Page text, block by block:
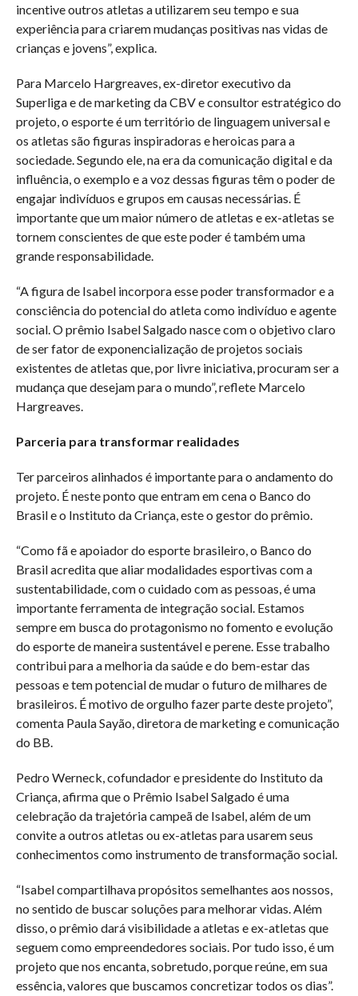
incentive outros atletas a utilizarem seu tempo e sua
experiência para criarem mudanças positivas nas vidas de
crianças e jovens”, explica.
Para Marcelo Hargreaves, ex-diretor executivo da
Superliga e de marketing da CBV e consultor estratégico do
projeto, o esporte é um território de linguagem universal e
os atletas são figuras inspiradoras e heroicas para a
sociedade. Segundo ele, na era da comunicação digital e da
influência, o exemplo e a voz dessas figuras têm o poder de
engajar indivíduos e grupos em causas necessárias. É
importante que um maior número de atletas e ex-atletas se
tornem conscientes de que este poder é também uma
grande responsabilidade.
“A figura de Isabel incorpora esse poder transformador e a
consciência do potencial do atleta como indivíduo e agente
social. O prêmio Isabel Salgado nasce com o objetivo claro
de ser fator de exponencialização de projetos sociais
existentes de atletas que, por livre iniciativa, procuram ser a
mudança que desejam para o mundo”, reflete Marcelo
Hargreaves.
Parceria para transformar realidades
Ter parceiros alinhados é importante para o andamento do
projeto. É neste ponto que entram em cena o Banco do
Brasil e o Instituto da Criança, este o gestor do prêmio.
“Como fã e apoiador do esporte brasileiro, o Banco do
Brasil acredita que aliar modalidades esportivas com a
sustentabilidade, com o cuidado com as pessoas, é uma
importante ferramenta de integração social. Estamos
sempre em busca do protagonismo no fomento e evolução
do esporte de maneira sustentável e perene. Esse trabalho
contribui para a melhoria da saúde e do bem-estar das
pessoas e tem potencial de mudar o futuro de milhares de
brasileiros. É motivo de orgulho fazer parte deste projeto”,
comenta Paula Sayão, diretora de marketing e comunicação
do BB.
Pedro Werneck, cofundador e presidente do Instituto da
Criança, afirma que o Prêmio Isabel Salgado é uma
celebração da trajetória campeã de Isabel, além de um
convite a outros atletas ou ex-atletas para usarem seus
conhecimentos como instrumento de transformação social.
“Isabel compartilhava propósitos semelhantes aos nossos,
no sentido de buscar soluções para melhorar vidas. Além
disso, o prêmio dará visibilidade a atletas e ex-atletas que
seguem como empreendedores sociais. Por tudo isso, é um
projeto que nos encanta, sobretudo, porque reúne, em sua
essência, valores que buscamos concretizar todos os dias”.